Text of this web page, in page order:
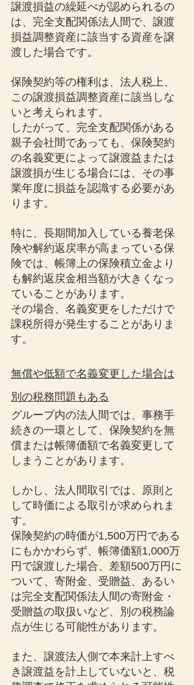
譲渡損益の繰延べが認められるの
は、完全支配関係法人間で、譲渡
損益調整資産に該当する資産を譲
渡した場合です。
保険契約等の権利は、法人税上、
この譲渡損益調整資産に該当しな
いと考えられます。
したがって、完全支配関係がある
親子会社間であっても、保険契約
の名義変更によって譲渡益または
譲渡損が生じる場合には、その事
業年度に損益を認識する必要があ
ります。
特に、長期間加入している養老保
険や解約返戻率が高まっている保
険では、帳簿上の保険積立金より
も解約返戻金相当額が大きくなっ
ていることがあります。
その場合、名義変更をしただけで
課税所得が発生することがありま
す。
無償や低額で名義変更した場合は
別の税務問題もある
グループ内の法人間では、事務手
続きの一環として、保険契約を無
償または帳簿価額で名義変更して
しまうことがあります。
しかし、法人間取引では、原則と
して時価による取引が求められま
す。
保険契約の時価が1,500万円である
にもかかわらず、帳簿価額1,000万
円で譲渡した場合、差額500万円に
ついて、寄附金、受贈益、あるい
は完全支配関係法人間の寄附金・
受贈益の取扱いなど、別の税務論
点が生じる可能性があります。
また、譲渡法人側で本来計上すべ
き譲渡益を計上していないと、税